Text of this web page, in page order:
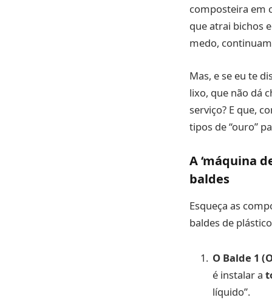
composteira em
que atrai bichos
medo,
Mas, e se eu te
lixo, que não dá
serviço? E que,
tipos de “ouro”
A ‘máquina
baldes
Esqueça as
baldes de
O Balde 1
é instalar a
líquido”.